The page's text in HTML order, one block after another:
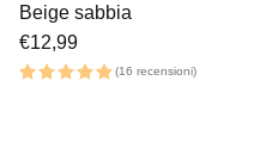
Beige sabbia
Prezzo
normale
€12,99
(16 recensioni)